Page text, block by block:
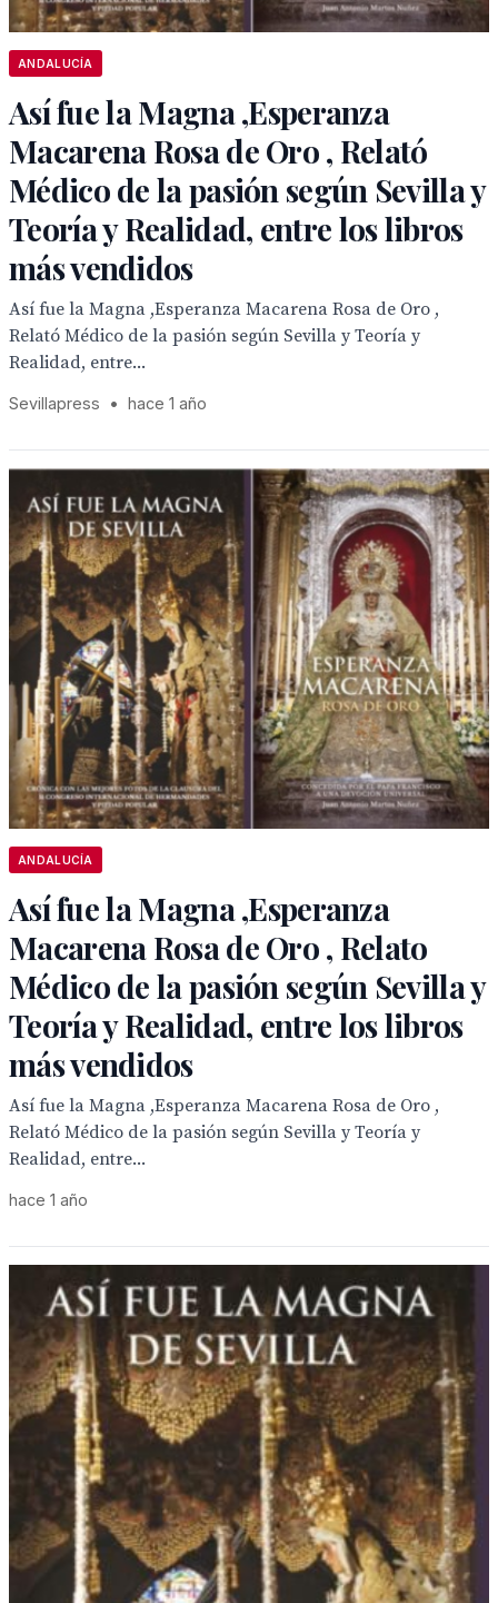
ANDALUCÍA
Así fue la Magna ,Esperanza
Macarena Rosa de Oro , Relató
Médico de la pasión según Sevilla y
Teoría y Realidad, entre los libros
más vendidos
Así fue la Magna ,Esperanza Macarena Rosa de Oro ,
Relató Médico de la pasión según Sevilla y Teoría y
Realidad, entre...
Sevillapress • hace 1 año
ANDALUCÍA
Así fue la Magna ,Esperanza
Macarena Rosa de Oro , Relato
Médico de la pasión según Sevilla y
Teoría y Realidad, entre los libros
más vendidos
Así fue la Magna ,Esperanza Macarena Rosa de Oro ,
Relató Médico de la pasión según Sevilla y Teoría y
Realidad, entre...
hace 1 año